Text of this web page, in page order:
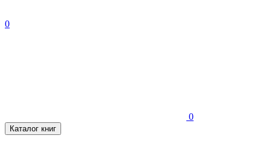
0
0
Каталог книг